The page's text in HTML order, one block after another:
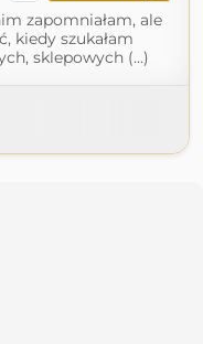
zapomniałam, ale
kiedy szukałam
sklepowych (...)